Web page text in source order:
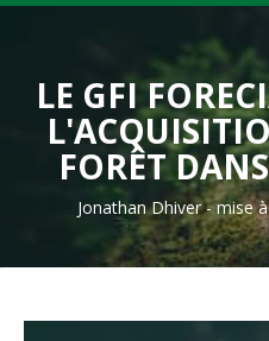
LE GFI
FORÊT
Jonathan Dhiver-mise